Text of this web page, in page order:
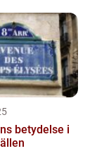
betydelse i